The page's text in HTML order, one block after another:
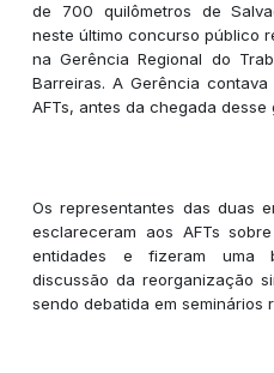
de 700 quilômetros de
neste último concurso público
na Gerência Regional do
Barreiras. A Gerência
AFTs, antes da chegada desse
Os representantes das duas
esclareceram aos AFTs
entidades e fizeram uma
discussão da reorganização
sendo debatida em seminários